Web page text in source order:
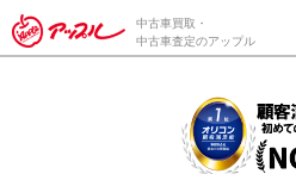
/*ABテスト_新規査定フォームの
中古車買取・
中古車査定のアップル